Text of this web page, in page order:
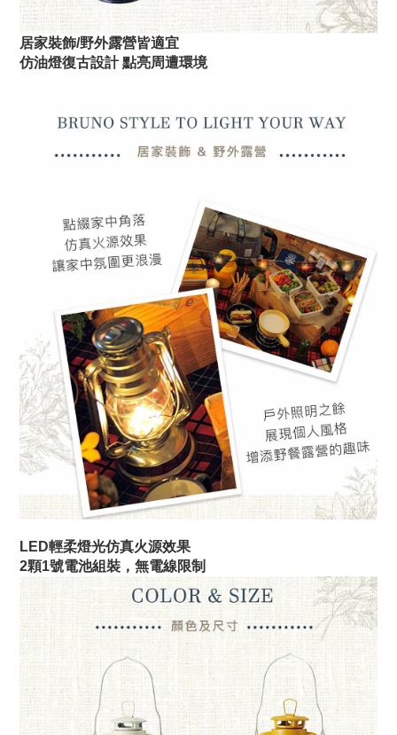
居家裝飾/野外露營皆適宜
仿油燈復古設計 點亮周遭環境
LED輕柔燈光仿真火源效果
2顆1號電池組裝，無電線限制